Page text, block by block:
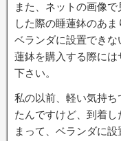
また、ネットの画像
した際の睡蓮鉢のあま
ベランダに設置でき
蓮鉢を購入する際に
下さい。
私の以前、軽い気持
たんですけど、到着
まって、ベランダに